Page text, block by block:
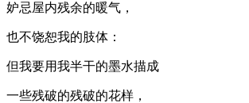
妒忌屋内残余的暖气，
也不饶恕我的肢体：
但我要用我半干的墨水描成
一些残破的残破的花样，